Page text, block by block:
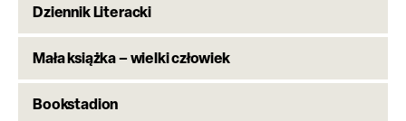
Dziennik Literacki
Mała książka – wielki człowiek
Bookstadion